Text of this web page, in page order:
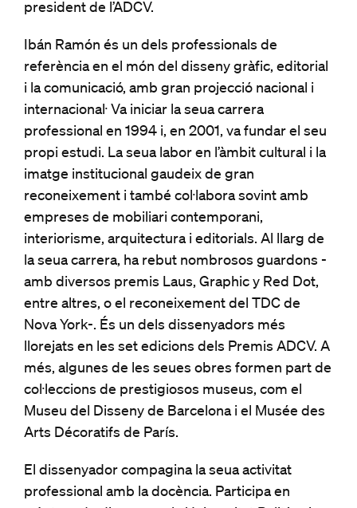
president de l’ADCV.
Ibán Ramón és un dels professionals de
referència en el món del disseny gràfic, editorial
i la comunicació, amb gran projecció nacional i
internacional. Va iniciar la seua carrera
professional en 1994 i, en 2001, va fundar el seu
propi estudi. La seua labor en l’àmbit cultural i la
imatge institucional gaudeix de gran
reconeixement i també col·labora sovint amb
empreses de mobiliari contemporani,
interiorisme, arquitectura i editorials. Al llarg de
la seua carrera, ha rebut nombrosos guardons -
amb diversos premis Laus, Graphic y Red Dot,
entre altres, o el reconeixement del TDC de
Nova York-. És un dels dissenyadors més
llorejats en les set edicions dels Premis ADCV. A
més, algunes de les seues obres formen part de
col·leccions de prestigiosos museus, com el
Museu del Disseny de Barcelona i el Musée des
Arts Décoratifs de París.
El dissenyador compagina la seua activitat
professional amb la docència. Participa en